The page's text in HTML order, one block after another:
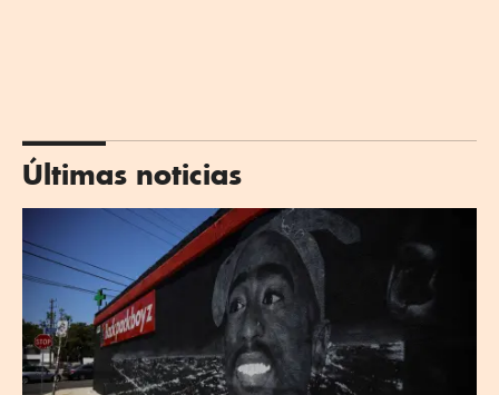
Últimas noticias